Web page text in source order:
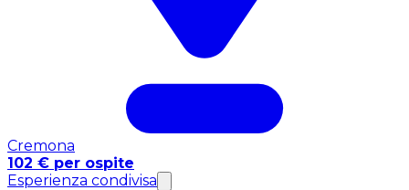
Cremona
102 € per ospite
Esperienza condivisa